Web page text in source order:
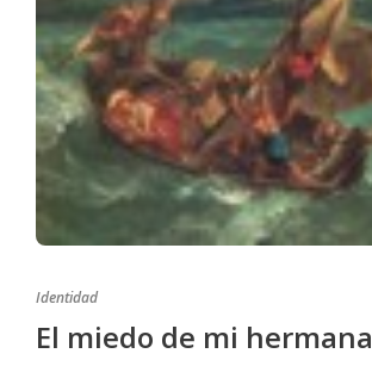
Identidad
El miedo de mi hermana